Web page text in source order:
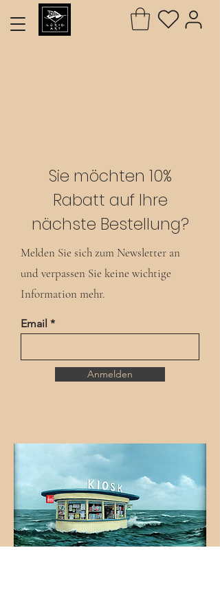
Sie möchten 10%
Rabatt auf Ihre
nächste Bestellung?
Melden Sie sich zum Newsletter an
und verpassen Sie keine wichtige
Information mehr.
Email
Anmelden